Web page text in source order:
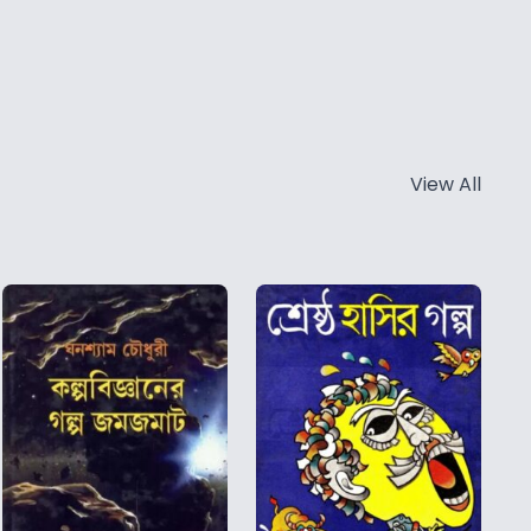
View All